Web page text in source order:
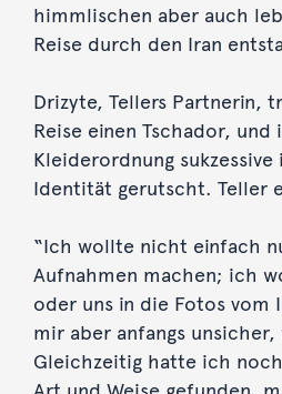
himmlischen aber auch
Reise durch den Iran
Drizyte, Tellers Partnerin,
Reise einen Tschador,
Kleiderordnung sukzessive
Identität gerutscht. Teller
“Ich wollte nicht einfach
Aufnahmen machen; ich
oder uns in die Fotos vom
mir aber anfangs unsicher,
Gleichzeitig hatte ich